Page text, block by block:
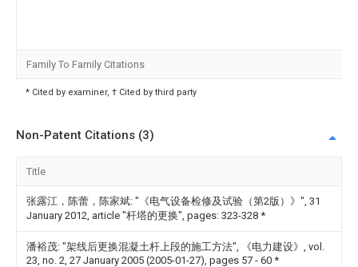
Family To Family Citations
* Cited by examiner, † Cited by third party
Non-Patent Citations (3)
Title
张露江，陈蕾，陈家斌: "《电气设备检修及试验（第2版）》", 31
January 2012, article "杆塔的更换", pages: 323-328 *
潘裕茂: "架线后更换混凝土杆上段的施工方法", 《电力建设》, vol.
23, no. 2, 27 January 2005 (2005-01-27), pages 57 - 60 *